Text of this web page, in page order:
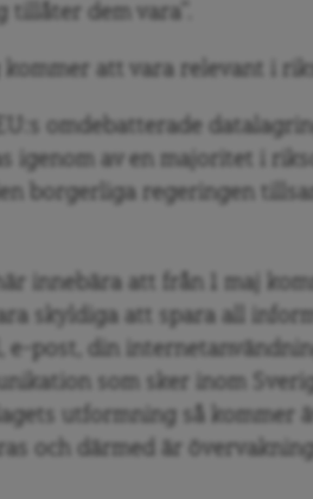
dem vara”.
att vara relevant i
omdebatterade
igenom av en majoritet i
borgerliga regeringen
innebära att från 1 maj
skyldiga att spara all
e-post, din
som sker inom
utformning så kommer
och därmed är